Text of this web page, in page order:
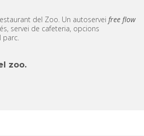
del Zoo. Un autoservei free flow
servei de cafeteria, opcions
zoo.